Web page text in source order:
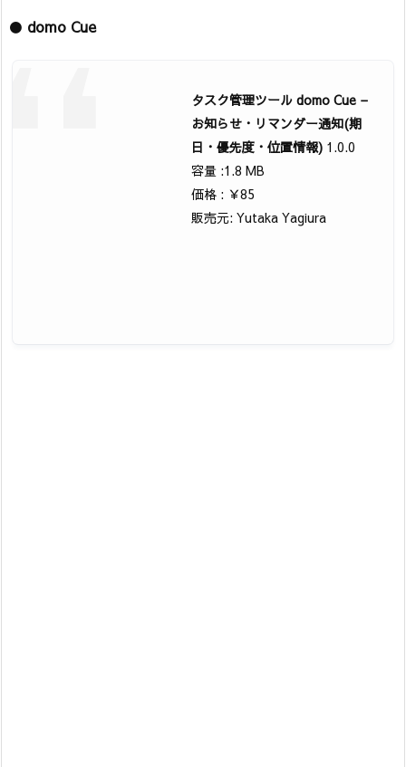
● domo Cue
タスク管理ツール domo Cue –
お知らせ・リマンダー通知(期
日・優先度・位置情報) 1.0.0
容量 :1.8 MB
価格 : ￥85
販売元: Yutaka Yagiura